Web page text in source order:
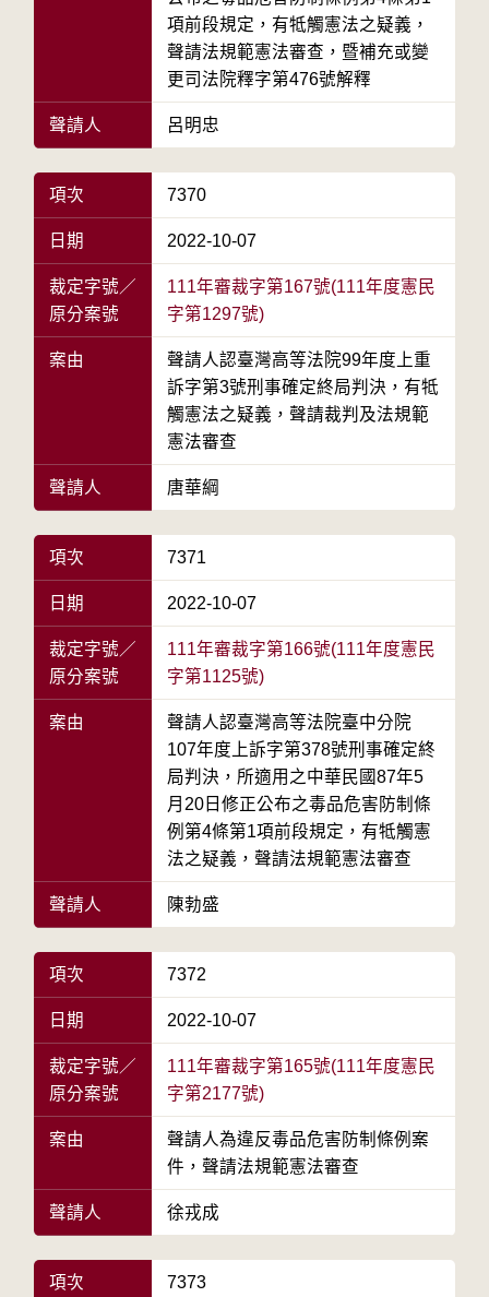
項前段規定，有牴觸憲法之疑義，
聲請法規範憲法審查，暨補充或變
更司法院釋字第476號解釋
聲請人 呂明忠
項次 7370
日期 2022-10-07
裁定字號／
原分案號
111年審裁字第167號(111年度憲民
字第1297號)
案由
聲請人認臺灣高等法院99年度上重
訴字第3號刑事確定終局判決，有牴
觸憲法之疑義，聲請裁判及法規範
憲法審查
聲請人 唐華綱
項次 7371
日期 2022-10-07
裁定字號／
原分案號
111年審裁字第166號(111年度憲民
字第1125號)
案由
聲請人認臺灣高等法院臺中分院
107年度上訴字第378號刑事確定終
局判決，所適用之中華民國87年5
月20日修正公布之毒品危害防制條
例第4條第1項前段規定，有牴觸憲
法之疑義，聲請法規範憲法審查
聲請人 陳勃盛
項次 7372
日期 2022-10-07
裁定字號／
原分案號
111年審裁字第165號(111年度憲民
字第2177號)
案由
聲請人為違反毒品危害防制條例案
件，聲請法規範憲法審查
聲請人 徐戎成
項次 7373